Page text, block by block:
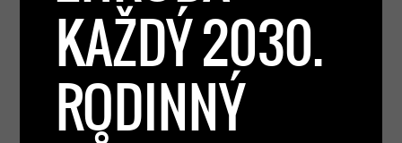
KAŽDÝ 2030.
RODINNÝ